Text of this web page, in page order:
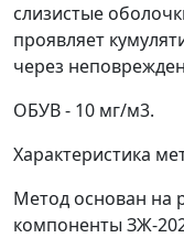
слизистые
проявляет
через
ОБУВ - 10 мг/м3.
Характеристика
Метод основан на
компоненты ЗЖ-